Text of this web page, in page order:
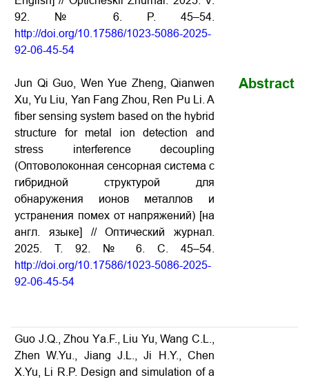
92. № 6. P. 45–54.
http://doi.org/10.17586/1023-5086-2025-
92-06-45-54
Jun Qi Guo, Wen Yue Zheng, Qianwen
Xu, Yu Liu, Yan Fang Zhou, Ren Pu Li. A
fiber sensing system based on the hybrid
structure for metal ion detection and
stress interference decoupling
(Оптоволоконная сенсорная система с
гибридной структурой для
обнаружения ионов металлов и
устранения помех от напряжений) [на
англ. языке] // Оптический журнал.
2025. Т. 92. № 6.С . 45–54.
http://doi.org/10.17586/1023-5086-2025-
92-06-45-54
Abstract
Guo J.Q., Zhou Yа.F., Liu Yu, Wang C.L.,
Zhen W.Yu., Jiang J.L., Ji H.Y., Chen
X.Yu, Li R.P. Design and simulation of a